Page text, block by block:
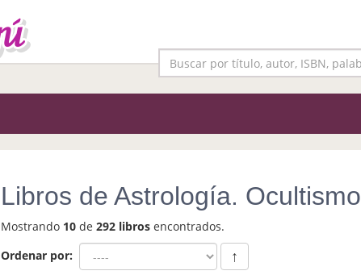
Libros de Astrología. Ocultismo
Mostrando 10de 292 librosencontrados.
Ordenar por:
↑